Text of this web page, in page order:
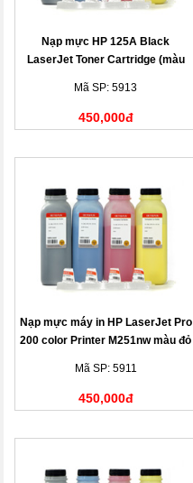
Nạp mực HP 125A Black
LaserJet Toner Cartridge (màu
Mã SP: 5913
450,000đ
Nạp mực máy in HP LaserJet Pro
200 color Printer M251nw màu đỏ
Mã SP: 5911
450,000đ